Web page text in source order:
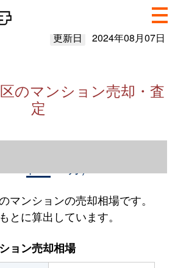
更新日 2024年08月07日
のマンション売却・査
定
マンションの売却相場です。
とに算出しています。
ョン売却相場